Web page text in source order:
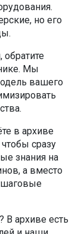
но его
Мы
вашего
в архиве
сразу
знания на
а вместо
В архиве есть